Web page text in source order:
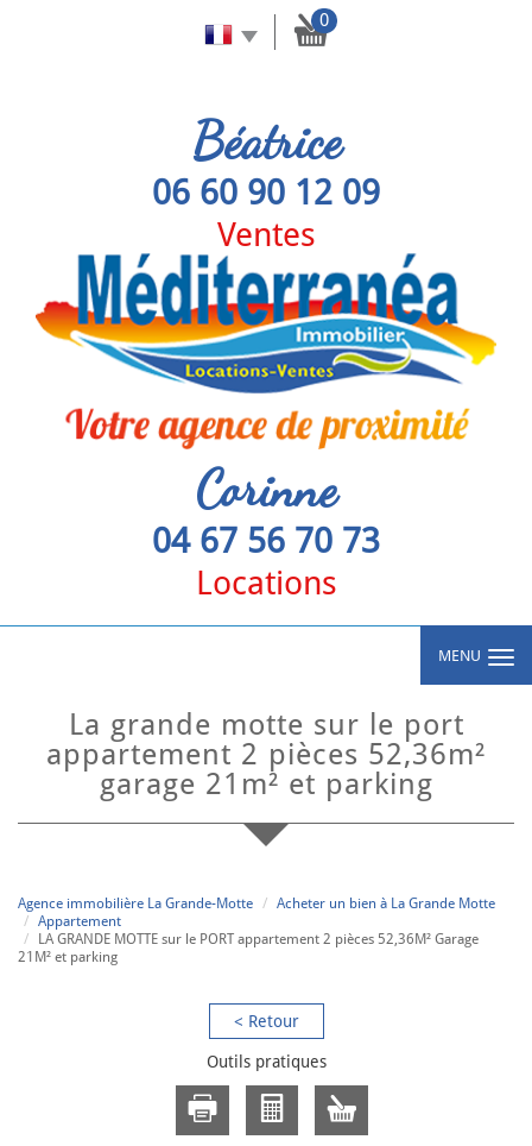
0
Béatrice
06 60 90 12 09
Ventes
Corinne
04 67 56 70 73
Locations
MENU
la grande motte sur le port
appartement 2 pièces 52,36m²
garage 21m² et parking
Agence immobilière La Grande-Motte
Acheter un bien à La Grande Motte
Appartement
LA GRANDE MOTTE sur le PORT appartement 2 pièces 52,36M² Garage
21M² et parking
< Retour
Outils pratiques